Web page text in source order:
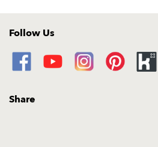
Follow Us
Share